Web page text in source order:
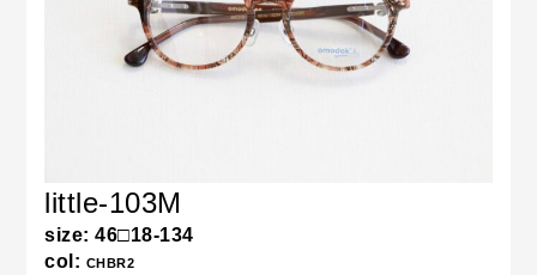
little-103M
size:46□18-134
col: CHBR2